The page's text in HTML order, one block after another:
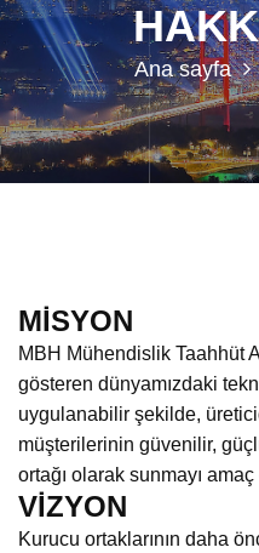
Ana sayfa
MİSYON
MBH Mühendislik Taahhüt
gösteren dünyamızdaki
uygulanabilir şekilde,
müşterilerinin güvenilir,
ortağı olarak sunmayı
VİZYON
Kurucu ortaklarının daha